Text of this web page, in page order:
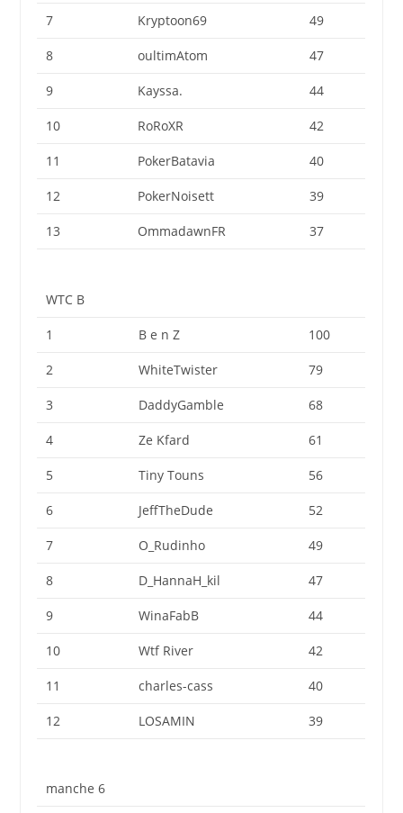
7 Kryptoon69 49
8 oultimAtom 47
9 Kayssa. 44
10 RoRoXR 42
11 PokerBatavia 40
12 PokerNoisett 39
13 OmmadawnFR 37
WTC B
1 B e n Z 100
2 WhiteTwister 79
3 DaddyGamble 68
4 Ze Kfard 61
5 Tiny Touns 56
6 JeffTheDude 52
7 O_Rudinho 49
8 D_HannaH_kil 47
9 WinaFabB 44
10 Wtf River 42
11 charles-cass 40
12 LOSAMIN 39
manche 6